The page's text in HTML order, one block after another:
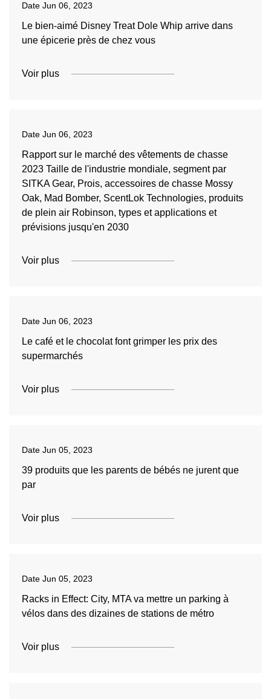
Date Jun 06, 2023
Le bien-aimé Disney Treat Dole Whip arrive dans
une épicerie près de chez vous
Voir plus
Date Jun 06, 2023
Rapport sur le marché des vêtements de chasse
2023 Taille de l'industrie mondiale, segment par
SITKA Gear, Prois, accessoires de chasse Mossy
Oak, Mad Bomber, ScentLok Technologies, produits
de plein air Robinson, types et applications et
prévisions jusqu'en 2030
Voir plus
Date Jun 06, 2023
Le café et le chocolat font grimper les prix des
supermarchés
Voir plus
Date Jun 05, 2023
39 produits que les parents de bébés ne jurent que
par
Voir plus
Date Jun 05, 2023
Racks in Effect: City, MTA va mettre un parking à
vélos dans des dizaines de stations de métro
Voir plus